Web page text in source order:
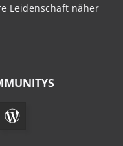
Leidenschaft näher